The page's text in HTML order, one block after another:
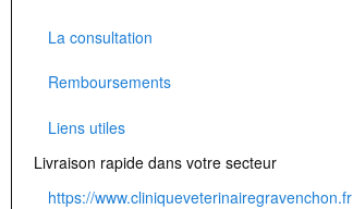
La consultation
Remboursements
Liens utiles
Livraison rapide dans votre secteur
https://www.cliniqueveterinairegravenchon.fr